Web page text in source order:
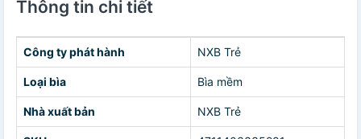
Thông tin chi tiết
Công ty phát hành NXB Trẻ
Loại bìa Bìa mềm
Nhà xuất bản NXB Trẻ